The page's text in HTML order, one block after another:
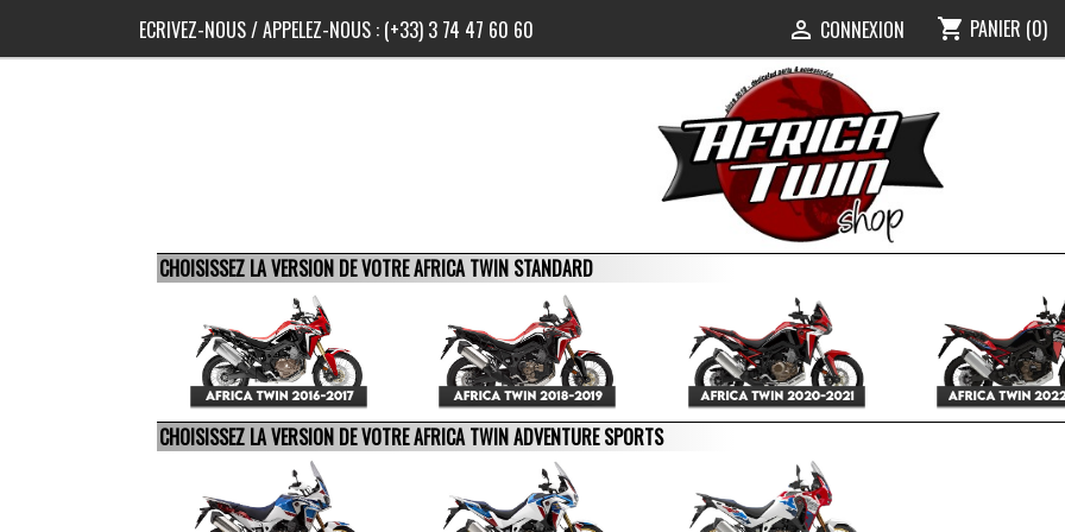
ECRIVEZ-NOUS/ APPELEZ-NOUS : (+33) 3 74 47 60 60  CONNEXION shopping_cart PANIER (0)
CHOISISSEZ LA VERSION DE VOTRE AFRICA TWIN STANDARD
CHOISISSEZ LA VERSION DE VOTRE AFRICA TWIN ADVENTURE SPORTS